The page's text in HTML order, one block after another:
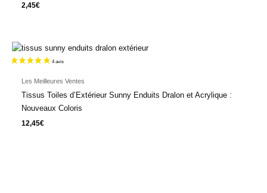
2,45€
Les Meilleures Ventes
Tissus Toiles d’Extérieur Sunny Enduits Dralon et Acrylique :
Nouveaux Coloris
12,45€